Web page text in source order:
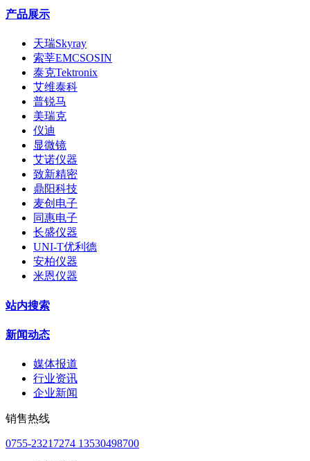
产品展示
天瑞Skyray
索莘EMCSOSIN
泰克Tektronix
艾维泰科
普锐马
美瑞克
仪迪
显微镜
艾诺仪器
致新精密
鼎阳科技
麦创电子
同惠电子
长盛仪器
UNI-T优利德
安柏仪器
米恩仪器
站内搜索
新闻动态
媒体报道
行业资讯
企业新闻
销售热线
0755-23217274 13530498700